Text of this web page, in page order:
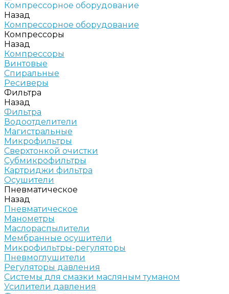
Компрессорное оборудование
Назад
Компрессорное оборудование
Компрессоры
Назад
Компрессоры
Винтовые
Спиральные
Ресиверы
Фильтра
Назад
Фильтра
Водоотделители
Магистральные
Микрофильтры
Сверхтонкой очистки
Субмикрофильтры
Картриджи фильтра
Осушители
Пневматическое
Назад
Пневматическое
Манометры
Маслораспылители
Мембранные осушители
Микрофильтры-регуляторы
Пневмоглушители
Регуляторы давления
Системы для смазки масляным туманом
Усилители давления